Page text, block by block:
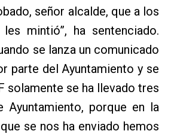
señor alcalde, que a los
mintió”, ha sentenciado.
se lanza un comunicado
parte del Ayuntamiento y se
solamente se ha llevado tres
Ayuntamiento, porque en la
se nos ha enviado hemos